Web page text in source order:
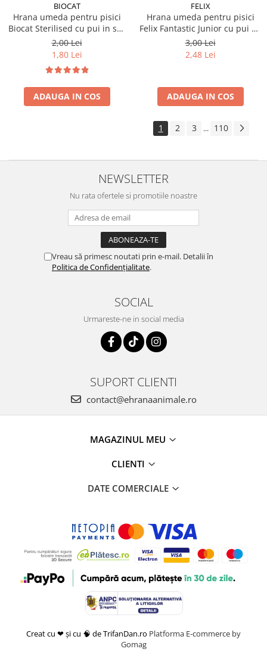
BIOCAT
Hrana umeda pentru pisici
Biocat Sterilised cu pui in sos
85 gr
2,00 Lei
1,80 Lei
ADAUGA IN COS
FELIX
Hrana umeda pentru pisici
Felix Fantastic Junior cu pui 85
gr
3,00 Lei
2,48 Lei
ADAUGA IN COS
1 2 3 ... 110
NEWSLETTER
Nu rata ofertele si promotiile noastre
Vreau să primesc noutati prin e-mail. Detalii în
Politica de Confidențialitate.
SOCIAL
Urmareste-ne in social media
SUPORT CLIENTI
contact@ehranaanimale.ro
MAGAZINUL MEU
CLIENTI
DATE COMERCIALE
Creat cu ❤ și cu 🧠 de TrifanDan.ro Platforma E-commerce by
Gomag